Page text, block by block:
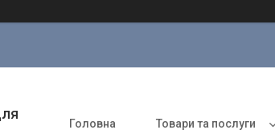
Головна Товари та послуги